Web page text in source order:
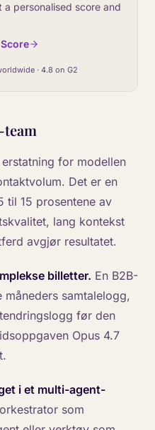
personalised score and
· 4.8 on G2
for modellen
Det er en
til 15 prosentene av
lang kontekst
avgjør resultatet.
billetter. En B2B-
samtalelogg,
før den
Opus 4.7
i et multi-agent-
som